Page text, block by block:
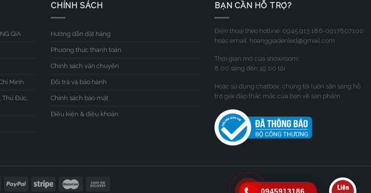
GIA
Minh
Thủ Đức,
CHÍNH SÁCH
Hướng dẫn đặt hàng
Phương thức thanh toán
Chính sách vận chuyển
Đổi trả và bảo hành
Chính sách bảo mật
Điều kiện & điều khoản
BẠN CẦN HỖ TRỢ?
Điện thoại theo hotline: 0945.913.186-0917807100
hoặc email: hoanggiadenled@gmail.com
Thời gian mở cửa showroom:
8:00 sáng đến 19:00 tối
Hoặc sử dụng chatbox, chúng tôi luôn sẳn sàng hỗ
trợ giải đáp thắc mắc của bạn về sản phẩm.
0945913186